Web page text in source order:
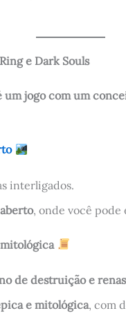
e Dark Souls
um jogo com um
interligados.
, onde você
de destruição e
e mitológica, com